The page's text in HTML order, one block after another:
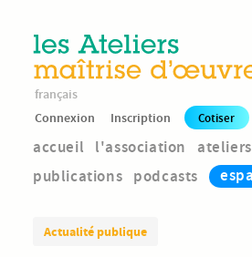
français
Connexion
Inscription Cotiser
accueil l'association ateliers
publications podcasts
Actualité publique